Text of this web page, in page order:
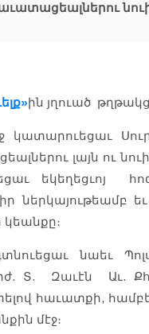
ին յղուած
կատարուեցաւ
լայն ու
եկեղեցւոյ
ներկայութեամբ
նաեւ
Տ. Զաւէն Աւ.
հաւատքի,
մէջ։